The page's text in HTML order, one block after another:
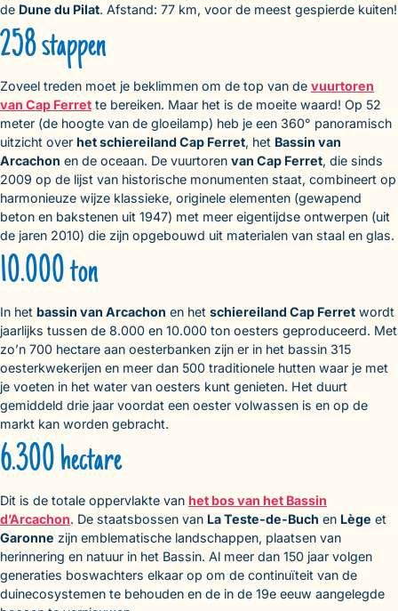
de Dune du Pilat. Afstand: 77 km, voor de meest gespierde kuiten!
258 stappen
Zoveel treden moet je beklimmen om de top van de vuurtoren
van Cap Ferret te bereiken. Maar het is de moeite waard! Op 52
meter (de hoogte van de gloeilamp) heb je een 360° panoramisch
uitzicht over het schiereiland Cap Ferret, het Bassin van
Arcachon en de oceaan. De vuurtoren van Cap Ferret, die sinds
2009 op de lijst van historische monumenten staat, combineert op
harmonieuze wijze klassieke, originele elementen (gewapend
beton en bakstenen uit 1947) met meer eigentijdse ontwerpen (uit
de jaren 2010) die zijn opgebouwd uit materialen van staal en glas.
10.000 ton
In het bassin van Arcachon en het schiereiland Cap Ferret wordt
jaarlijks tussen de 8.000 en 10.000 ton oesters geproduceerd. Met
zo’n 700 hectare aan oesterbanken zijn er in het bassin 315
oesterkwekerijen en meer dan 500 traditionele hutten waar je met
je voeten in het water van oesters kunt genieten. Het duurt
gemiddeld drie jaar voordat een oester volwassen is en op de
markt kan worden gebracht.
6.300 hectare
Dit is de totale oppervlakte van het bos van het Bassin
d’Arcachon. De staatsbossen van La Teste-de-Buch en Lège et
Garonne zijn emblematische landschappen, plaatsen van
herinnering en natuur in het Bassin. Al meer dan 150 jaar volgen
generaties boswachters elkaar op om de continuïteit van de
duinecosystemen te behouden en de in de 19e eeuw aangelegde